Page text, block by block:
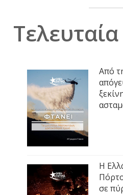
Από
Η
σε